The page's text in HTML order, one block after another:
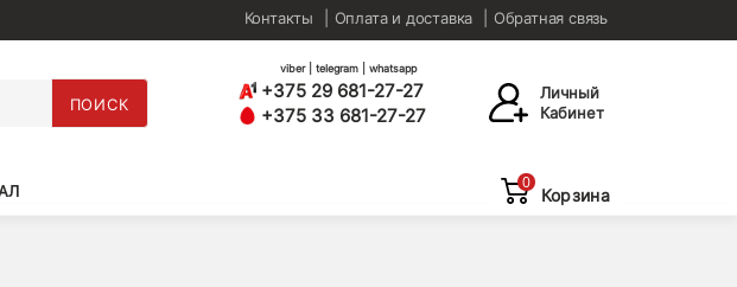
Контакты Оплата и доставка Обратная связь
ПОИСК
viber | telegram | whatsapp
+375 29 681-27-27
+375 33 681-27-27
Личный
Кабинет
0
Корзина